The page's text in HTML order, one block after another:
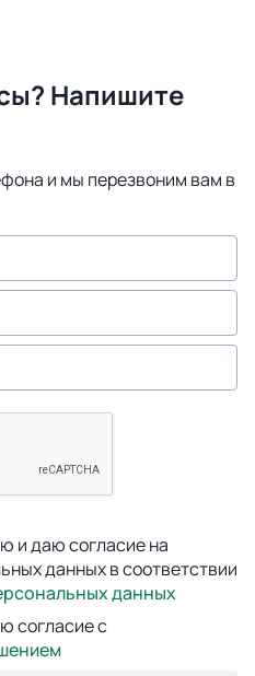
Напишите
и мы перезвоним вам в
и даю согласие на
данных в соответствии
данных
согласие с